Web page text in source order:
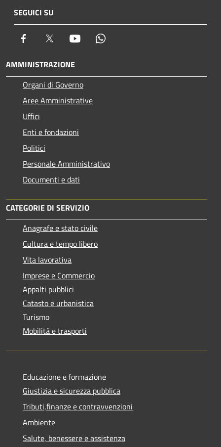
SEGUICI SU
Facebook Twitter Youtube
AMMINISTRAZIONE
Organi di Governo
Aree Amministrative
Uffici
Enti e fondazioni
Politici
Personale Amministrativo
Documenti e dati
CATEGORIE DI SERVIZIO
Anagrafe e stato civile
Cultura e tempo libero
Vita lavorativa
Imprese e Commercio
Appalti pubblici
Catasto e urbanistica
Turismo
Mobilità e trasporti
Educazione e formazione
Giustizia e sicurezza pubblica
Tributi,finanze e contravvenzioni
Ambiente
Salute, benessere e assistenza